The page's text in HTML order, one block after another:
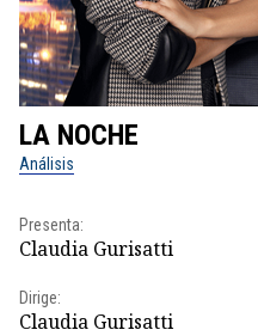
LA NOCHE
Análisis
Presenta:
Claudia Gurisatti
Dirige:
Claudia Gurisatti